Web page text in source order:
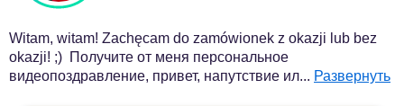
Witam, witam! Zachęcam do zamówionek z okazji lub bez
okazji! ;) Получите от меня персональное
видеопоздравление, привет, напутствие ил... Развернуть